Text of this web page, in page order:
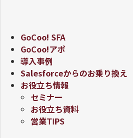
GoCoo! SFA
GoCoo!アポ
導入事例
Salesforceからのお乗り換え
お役立ち情報
セミナー
お役立ち資料
営業TIPS